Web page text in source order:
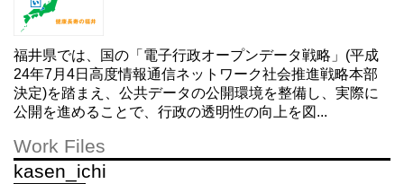
福井県では、国の「電子行政オープンデータ戦略」(平成
24年7月4日高度情報通信ネットワーク社会推進戦略本部
決定)を踏まえ、公共データの公開環境を整備し、実際に
公開を進めることで、行政の透明性の向上を図...
Work Files
kasen_ichi